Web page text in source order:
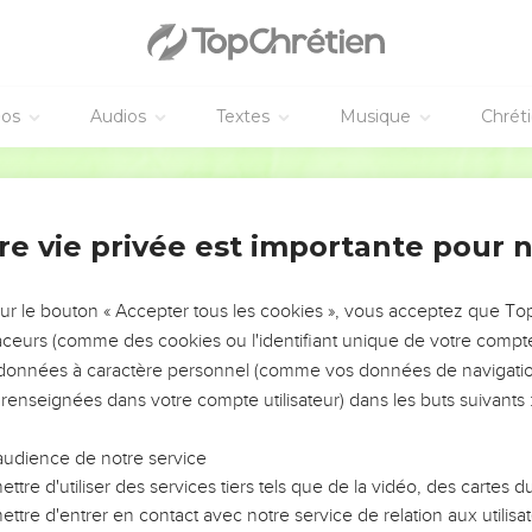
Audios Textes Musique
du profit, Mais les paroles toutes seules ne mènent qu’à la
des âmes, Mais celui qui profère des mensonges (est
possède grande confiance, Et ses fils ont un refuge auprès
c’est l’ornement d’un roi ; Quand la population
a une grande intelligence, Mais celui qui est prompt à
du corps, Mais la jalousie est la carie des os.
déshonore celui qui l’a fait ; Mais qui a pitié du pauvre lui rend
intelligent repose la sagesse, Même au milieu des
Mais le péché est l’ignominie des peuples.
vie privée est importante pour
le bouton « Accepter tous les cookies », vous acceptez que
(comme des cookies ou l'identifiant unique de votre
à caractère personnel (comme vos données de
dans votre compte utilisateur) dans les buts suivants :
de notre service
d'utiliser des services tiers tels que de la vidéo, des cartes
d'entrer en contact avec notre service de relation aux